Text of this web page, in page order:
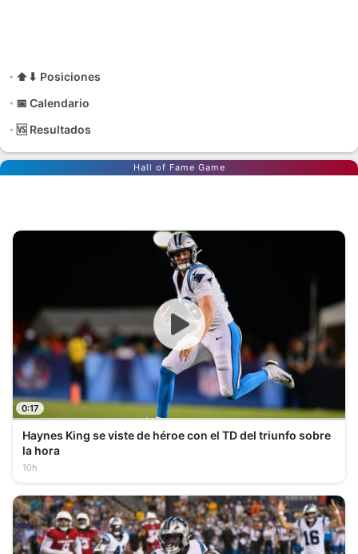
⬆⬇ Posiciones
📅 Calendario
🆚 Resultados
Hall of Fame Game
Haynes King se viste de héroe con el TD del triunfo sobre
la hora
10h
0:17